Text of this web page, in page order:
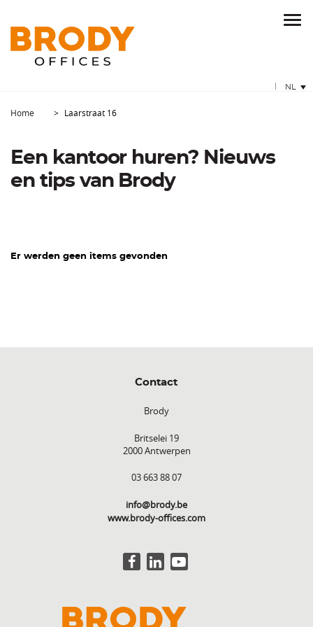
NL
Home Laarstraat 16
Een kantoor huren? Nieuws
en tips van Brody
Er werden geen items gevonden
Contact
Brody
Britselei 19
2000 Antwerpen
03 663 88 07
info@brody.be
www.brody-offices.com